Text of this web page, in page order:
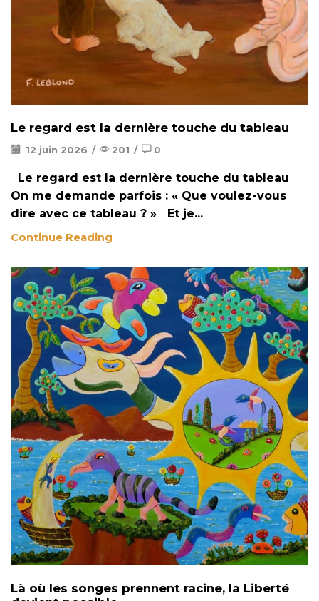
Le regard est la dernière touche du tableau
12 juin 2026 / 201 / 0
Le regard est la dernière touche du tableau
On me demande parfois : « Que voulez-vous
dire avec ce tableau ? » Et je...
Continue Reading
Là où les songes prennent racine, la Liberté